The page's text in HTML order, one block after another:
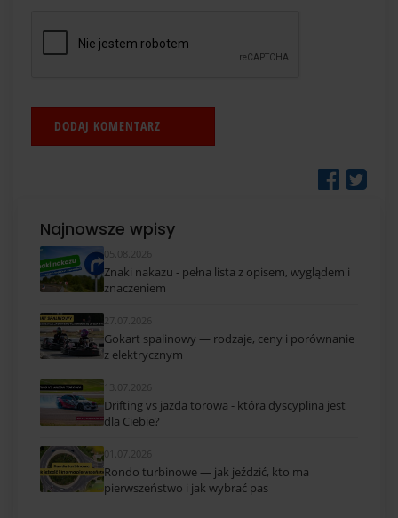
Najnowsze wpisy
05.08.2026
Znaki nakazu - pełna lista z opisem, wyglądem i
znaczeniem
Gokart spalinowy — rodzaje, ceny i porównanie
z elektrycznym
Drifting vs jazda torowa - która dyscyplina jest
dla Ciebie?
Rondo turbinowe — jak jeździć, kto ma
pierwszeństwo i jak wybrać pas